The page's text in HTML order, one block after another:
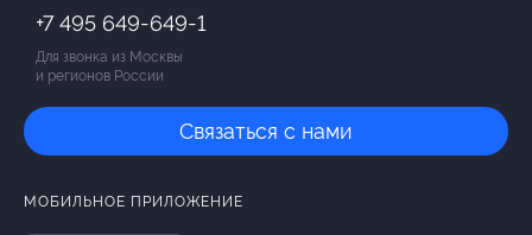
+7 495 649-649-1
Для звонка из Москвы
и регионов России
Связаться с нами
МОБИЛЬНОЕ ПРИЛОЖЕНИЕ